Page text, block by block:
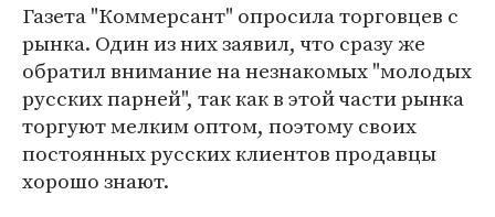
Газета "Коммерсант" опросила торговцев с
рынка. Один из них заявил, что сразу же
обратил внимание на незнакомых "молодых
русских парней", так как в этой части рынка
торгуют мелким оптом, поэтому своих
постоянных русских клиентов продавцы
хорошо знают.